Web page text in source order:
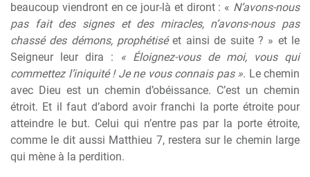
beaucoup viendront en ce jour-là et diront : « N’avons-nous
pas fait des signes et des miracles, n’avons-nous pas
chassé des démons, prophétiséet ainsi de suite ? » et le
Seigneur leur dira :
« Éloignez-vous de moi, vous qui
commettez l’iniquité ! Je ne vous connais pas ». Le chemin
avec Dieu est un chemin d’obéissance. C’est un chemin
étroit. Et il faut d’abord avoir franchi la porte étroite pour
atteindre le but. Celui qui n’entre pas par la porte étroite,
comme le dit aussi Matthieu 7, restera sur le chemin large
qui mène à la perdition.